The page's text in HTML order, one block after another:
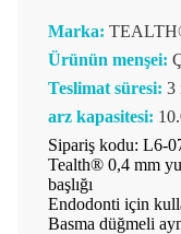
Marka:
Ürünün menşei:
Teslimat süresi: 3
arz kapasitesi:
Sipariş kodu: L6-
Tealth® 0,4 mm
başlığı
Endodonti için
Basma düğmeli